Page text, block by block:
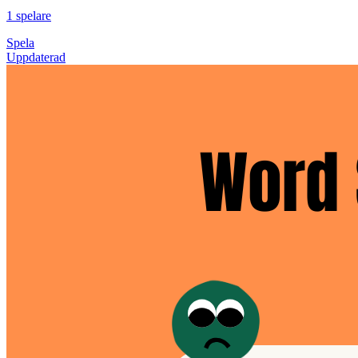
1 spelare
Spela
Uppdaterad